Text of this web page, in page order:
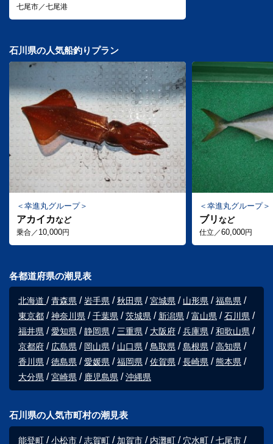
七尾市／七尾港
石川県の人気船釣りプラン
幸進丸グループ
アカイカなど
乗合／ 10,000円
幸進丸グループ
ブリ など
仕立／60,000円
各都道府県の潮見表
北海道 青森県 岩手県 秋田県 宮城県 山形県
福島県
東京都
神奈川県 千葉県 茨城県 新潟県 富山県
石川県
福井県
愛知県 静岡県 三重県 大阪府 兵庫県
和歌山県
京都府
広島県 岡山県 山口県 鳥取県 島根県
高知県
香川県
徳島県 愛媛県 福岡県 佐賀県 長崎県
熊本県
大分県
宮崎県 鹿児島県 沖縄県
石川県の人気市町村の潮見表
能登町 小松市 志賀町 加賀市 内灘町 穴水町
七尾市